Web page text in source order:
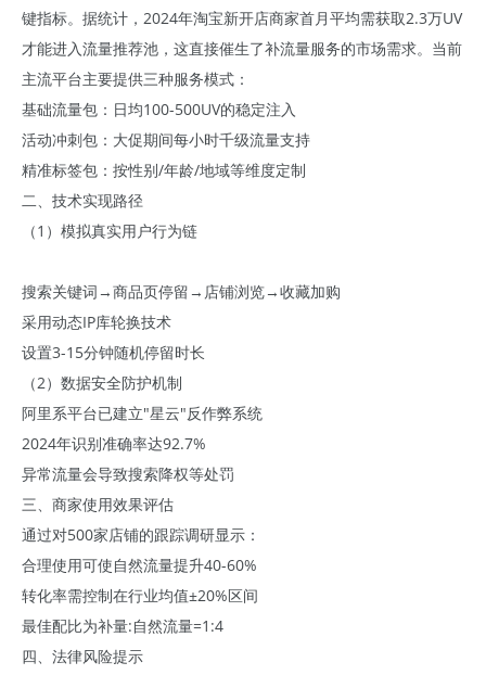
键指标。据统计，2024年淘宝新开店商家首月平均需获取2.3万UV
才能进入流量推荐池，这直接催生了补流量服务的市场需求。当前
主流平台主要提供三种服务模式：
基础流量包：日均100-500UV的稳定注入
活动冲刺包：大促期间每小时千级流量支持
精准标签包：按性别/年龄/地域等维度定制
二、技术实现路径
（1）模拟真实用户行为链
搜索关键词→商品页停留→店铺浏览→收藏加购
采用动态IP库轮换技术
设置3-15分钟随机停留时长
（2）数据安全防护机制
阿里系平台已建立"星云"反作弊系统
2024年识别准确率达92.7%
异常流量会导致搜索降权等处罚
三、商家使用效果评估
通过对500家店铺的跟踪调研显示：
合理使用可使自然流量提升40-60%
转化率需控制在行业均值±20%区间
最佳配比为补量:自然流量=1:4
四、法律风险提示